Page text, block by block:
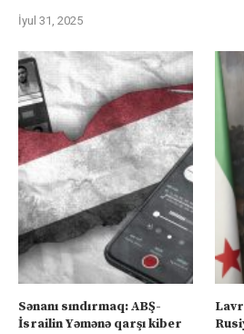
İyul 31, 2025
Sənanı sındırmaq: ABŞ-
İsrailin Yəmənə qarşı kiber